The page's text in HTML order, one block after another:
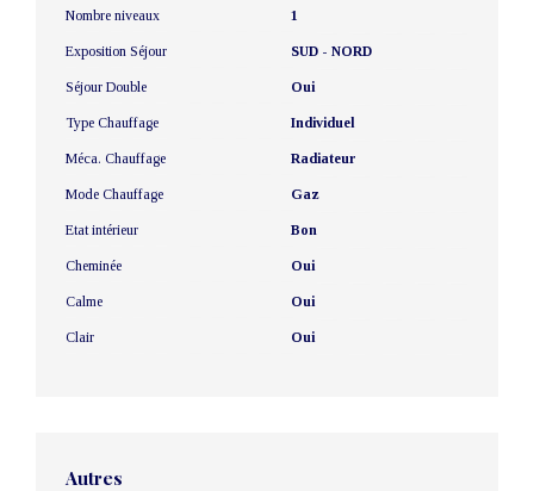
Nombre niveaux 1
Exposition Séjour SUD - NORD
Séjour Double Oui
Type Chauffage Individuel
Méca. Chauffage Radiateur
Mode Chauffage Gaz
Etat intérieur Bon
Cheminée Oui
Calme Oui
Clair Oui
Autres